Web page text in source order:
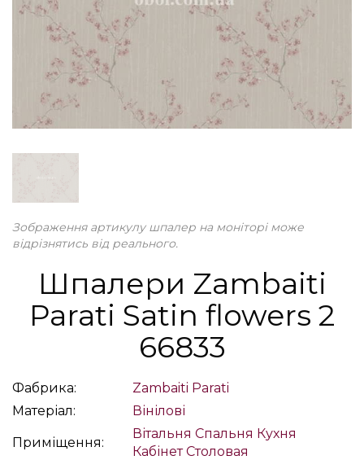
Зображення артикулу шпалер на моніторі може
відрізнятись від реального.
Шпалери Zambaiti
Parati Satin flowers 2
66833
Фабрика:
Zambaiti Parati
Матеріал:
Вінілові
Приміщення:
Вітальня Спальня Кухня
Кабінет Столовая